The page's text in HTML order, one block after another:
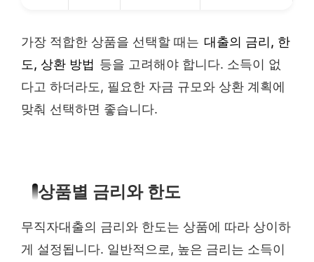
가장 적합한 상품을 선택할 때는 대출의 금리, 한
도, 상환 방법 등을 고려해야 합니다. 소득이 없
다고 하더라도, 필요한 자금 규모와 상환 계획에
맞춰 선택하면 좋습니다.
상품별 금리와 한도
무직자대출의 금리와 한도는 상품에 따라 상이하
게 설정됩니다. 일반적으로, 높은 금리는 소득이